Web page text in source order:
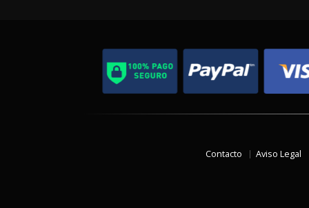
Contacto Aviso Legal